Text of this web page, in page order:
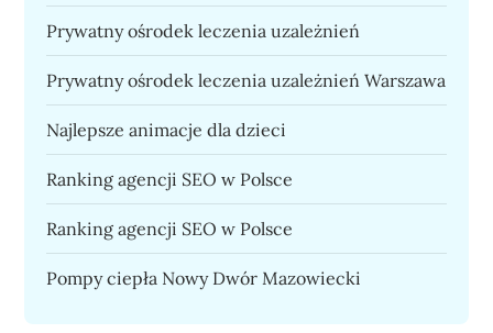
Prywatny ośrodek leczenia uzależnień
Prywatny ośrodek leczenia uzależnień Warszawa
Najlepsze animacje dla dzieci
Ranking agencji SEO w Polsce
Ranking agencji SEO w Polsce
Pompy ciepła Nowy Dwór Mazowiecki